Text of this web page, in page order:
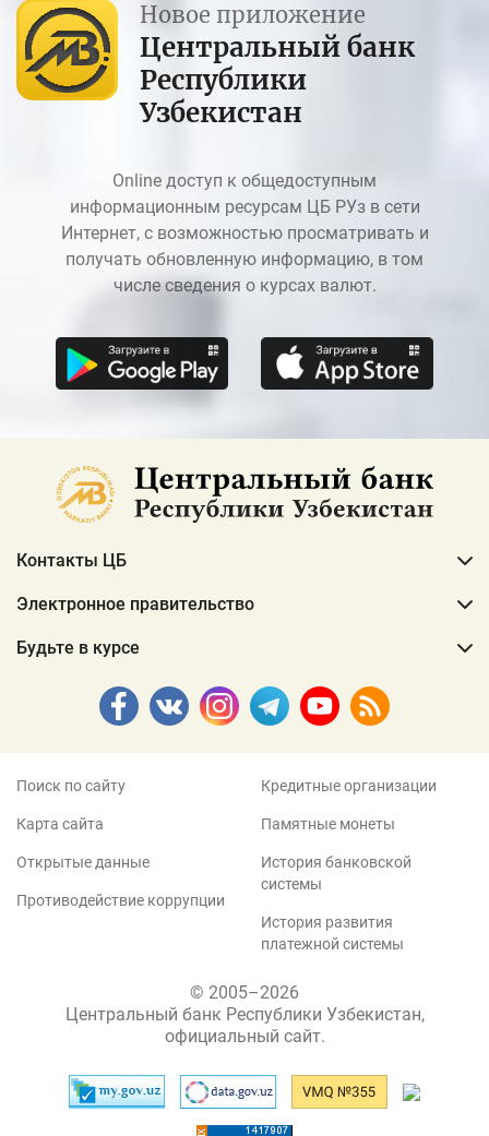
Новое приложение
Центральный банк
Республики
Узбекистан
Online доступ к общедоступным
информационным ресурсам ЦБ РУз в сети
Интернет, с возможностью просматривать и
получать обновленную информацию, в том
числе сведения о курсах валют.
Контакты ЦБ
Электронное правительство
Будьте в курсе
Поиск по сайту
Карта сайта
Открытые данные
Противодействие коррупции
Кредитные организации
Памятные монеты
История банковской
системы
История развития
платежной системы
© 2005–2026
Центральный банк Республики Узбекистан,
официальный сайт.